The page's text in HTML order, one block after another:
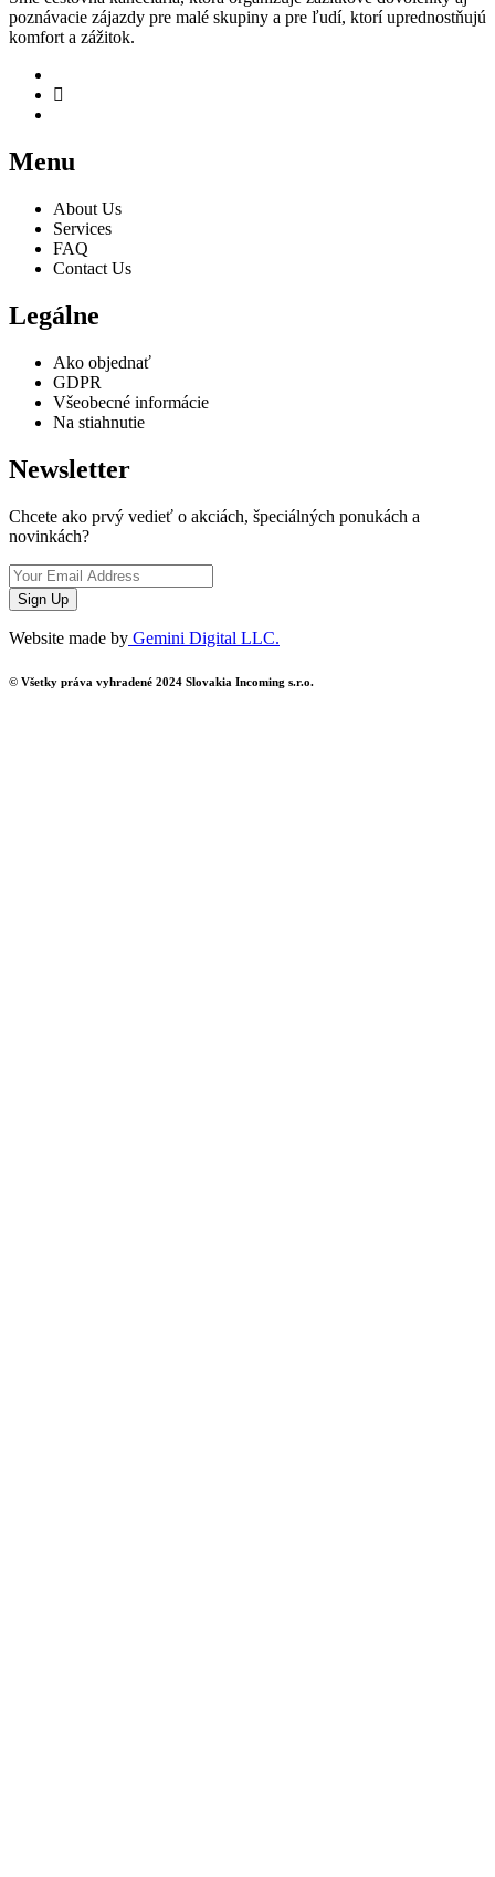
poznávacie zájazdy pre malé skupiny a pre ľudí, ktorí uprednostňujú
komfort a zážitok.
Menu
About Us
Services
FAQ
Contact Us
Legálne
Ako objednať
GDPR
Všeobecné informácie
Na stiahnutie
Newsletter
Chcete ako prvý vedieť o akciách, špeciálných ponukách a
novinkách?
Sign Up
Website made by Gemini Digital LLC.
© Všetky práva vyhradené 2024 Slovakia Incoming s.r.o.